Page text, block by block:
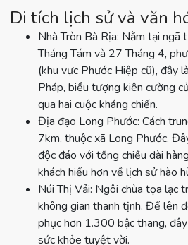
Di tích lịch sử và văn
Nhà Tròn Bà Rịa: Nằm tại ngã
Tháng Tám và 27 Tháng 4,
(khu vực Phước Hiệp cũ), đây
Pháp, biểu tượng kiên cường
qua hai cuộc kháng chiến.
Địa đạo Long Phước: Cách
7km, thuộc xã Long Phước.
độc đáo với tổng chiều dài
khách hiểu hơn về lịch sử hào
Núi Thị Vải: Ngôi chùa tọa lạc
không gian thanh tịnh. Để lên
phục hơn 1.300 bậc thang,
sức khỏe tuyệt vời.